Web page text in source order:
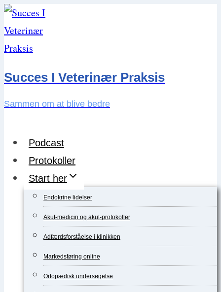
Skip
to
content
Succes I Veterinær Praksis
Sammen om at blive bedre
Podcast
Protokoller
Start her
Endokrine lidelser
Akut-medicin og akut-protokoller
Adfærdsforståelse i klinikken
Markedsføring online
Ortopædisk undersøgelse